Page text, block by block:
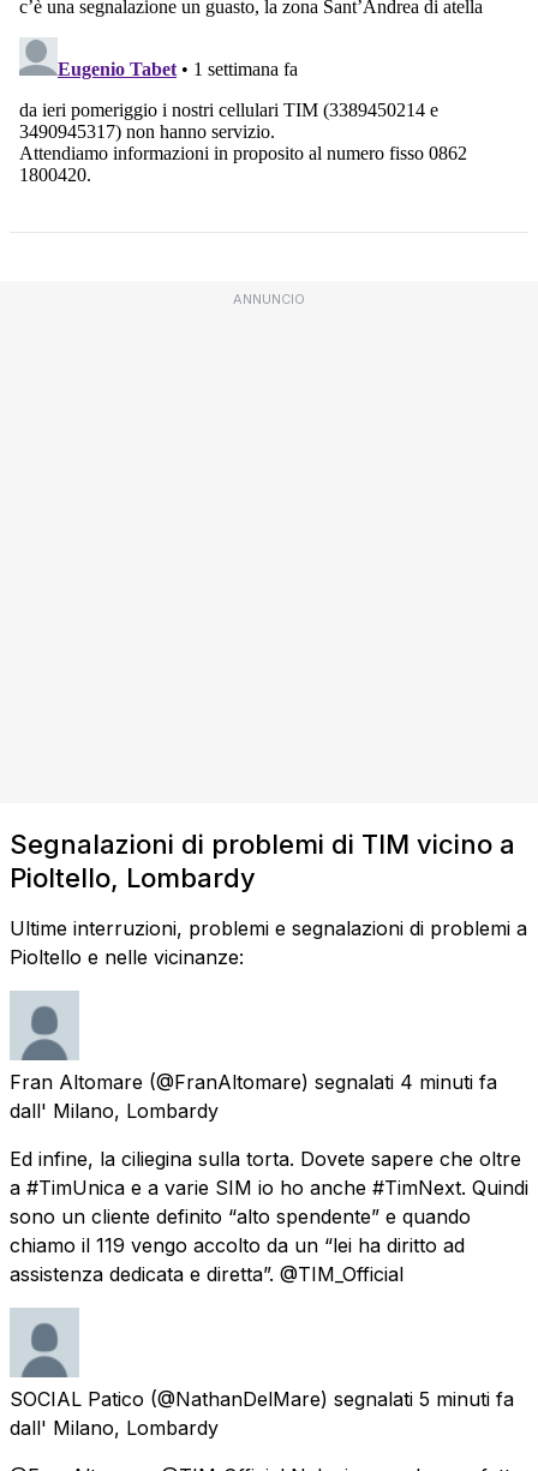
ANNUNCIO
Segnalazioni di problemi di TIM vicino a
Pioltello, Lombardy
Ultime interruzioni, problemi e segnalazioni di problemi a
Pioltello e nelle vicinanze:
Fran Altomare (@FranAltomare) segnalati 4 minuti fa
dall' Milano, Lombardy
Ed infine, la ciliegina sulla torta. Dovete sapere che oltre
a #TimUnica e a varie SIM io ho anche #TimNext. Quindi
sono un cliente definito “alto spendente” e quando
chiamo il 119 vengo accolto da un “lei ha diritto ad
assistenza dedicata e diretta”. @TIM_Official
SOCIAL Patico (@NathanDelMare) segnalati 5 minuti fa
dall' Milano, Lombardy